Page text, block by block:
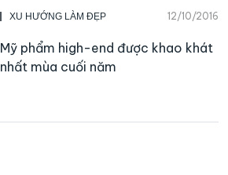
XU HƯỚNG LÀM ĐẸP 12/10/2016
Mỹ phẩm high-end được khao khát
nhất mùa cuối năm